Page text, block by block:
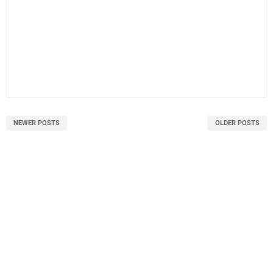
NEWER POSTS OLDER POSTS